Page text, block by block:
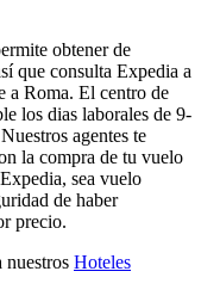
obtener de
que consulta Expedia a
a Roma. El centro de
los dias laborales de 9-
agentes te
la compra de tu vuelo
sea vuelo
de haber
precio.
nuestros Hoteles